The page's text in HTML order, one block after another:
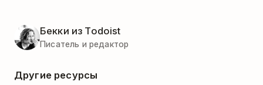
Бекки из Todoist
Писатель и редактор
Другие ресурсы